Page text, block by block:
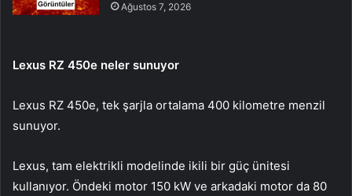
Ağustos 7, 2026
Lexus RZ 450e neler sunuyor
Lexus RZ 450e, tek şarjla ortalama 400 kilometre menzil
sunuyor.
Lexus, tam elektrikli modelinde ikili bir güç ünitesi
kullanıyor. Öndeki motor 150 kW ve arkadaki motor da 80